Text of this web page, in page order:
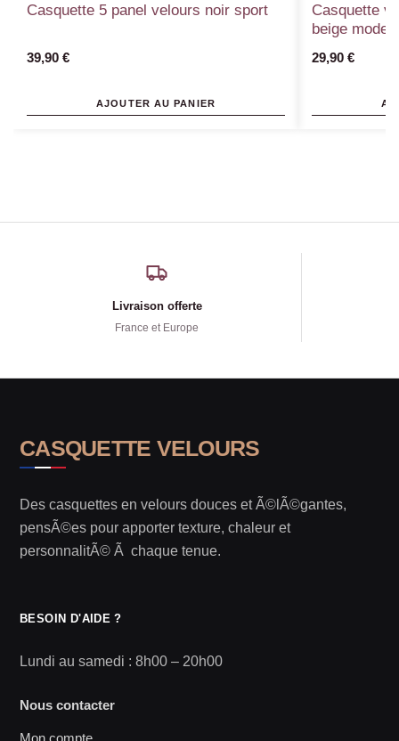
Casquette 5 panel velours noir sport
39,90 €
AJOUTER AU PANIER
Casquette
beige mode
29,90 €
Livraison offerte
France et Europe
CASQUETTE VELOURS
Des casquettes en velours douces et Ã©lÃ©gantes,
pensÃ©es pour apporter texture, chaleur et
personnalitÃ© Ã chaque tenue.
BESOIN D'AIDE ?
Lundi au samedi : 8h00 – 20h00
Nous contacter